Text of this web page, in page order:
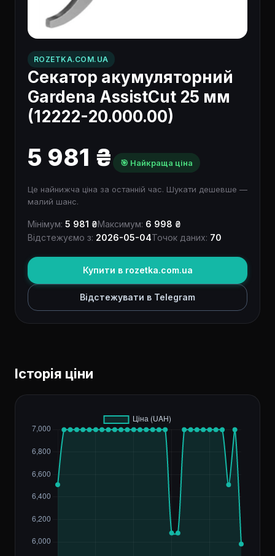
ROZETKA.COM.UA
Секатор акумуляторний
Gardena AssistCut 25 мм
(12222-20.000.00)
5 981 ₴ 🎯 Найкраща ціна
Це найнижча ціна за останній час. Шукати дешевше —
малий шанс.
Мінімум: 5 981 ₴Максимум: 6 998 ₴
Відстежуємо з: 2026-05-04Точок даних: 70
Купити в rozetka.com.ua
Відстежувати в Telegram
Історія ціни